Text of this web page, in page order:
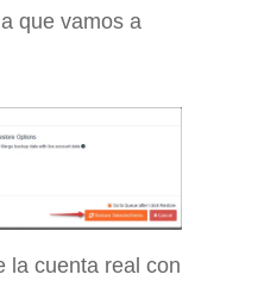
que vamos a
la cuenta real con